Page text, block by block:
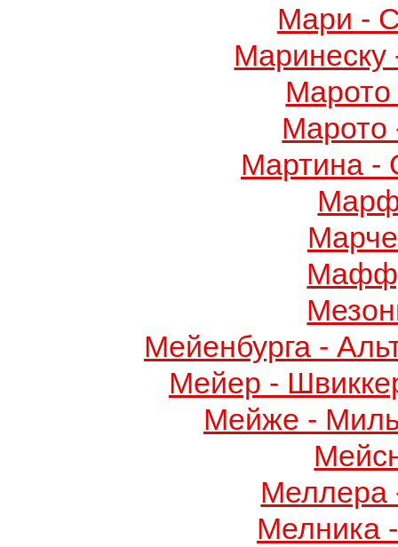
Мари -
Марото
Марото
Мартина -
Мейенбурга -
Мейер -
Мейже -
Меллера
Мелника